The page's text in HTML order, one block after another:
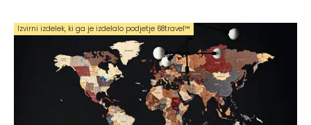
Izvirni izdelek, ki ga je izdelalo podjetje 68travel™️